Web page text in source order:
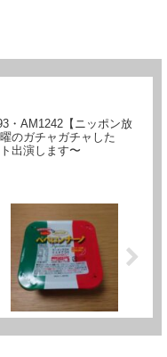
・AM1242【ニッポン放
のガチャガチャした
出演します〜